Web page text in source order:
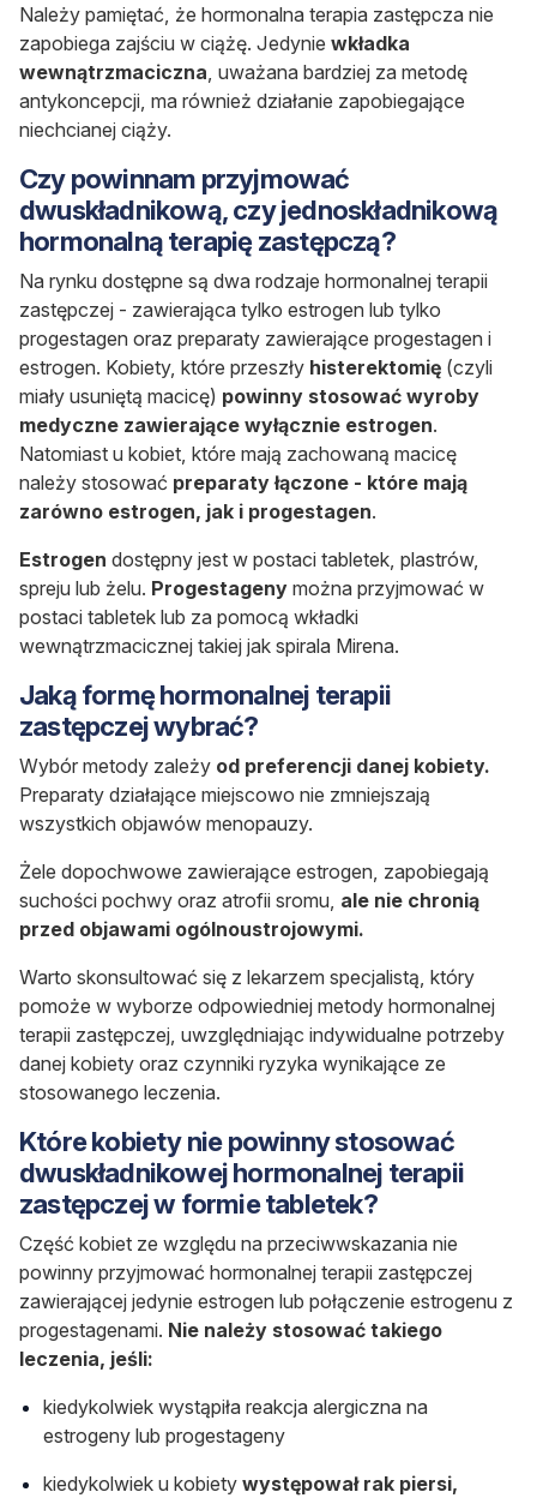
Należy pamiętać, że hormonalna terapia zastępcza nie
zapobiega zajściu w ciążę. Jedynie wkładka
wewnątrzmaciczna , uważana bardziej za metodę
antykoncepcji, ma również działanie zapobiegające
niechcianej ciąży.
Czy powinnam przyjmować
dwuskładnikową, czy jednoskładnikową
hormonalną terapię zastępczą?
Na rynku dostępne są dwa rodzaje hormonalnej terapii
zastępczej - zawierająca tylko estrogen lub tylko
progestagen oraz preparaty zawierające progestagen i
estrogen. Kobiety, które przeszły histerektomię (czyli
miały usuniętą macicę) powinny stosować wyroby
medyczne zawierające wyłącznie estrogen.
Natomiast u kobiet, które mają zachowaną macicę
należy stosować preparaty łączone - które mają
zarówno estrogen, jak i progestagen.
Estrogen dostępny jest w postaci tabletek, plastrów,
spreju lub żelu. Progestageny można przyjmować w
postaci tabletek lub za pomocą wkładki
wewnątrzmacicznej takiej jak spirala Mirena.
Jaką formę hormonalnej terapii
zastępczej wybrać?
Wybór metody zależy od preferencji danej kobiety.
Preparaty działające miejscowo nie zmniejszają
wszystkich objawów menopauzy.
Żele dopochwowe zawierające estrogen, zapobiegają
suchości pochwy oraz atrofii sromu, ale nie chronią
przed objawami ogólnoustrojowymi.
Warto skonsultować się z lekarzem specjalistą, który
pomoże w wyborze odpowiedniej metody hormonalnej
terapii zastępczej, uwzględniając indywidualne potrzeby
danej kobiety oraz czynniki ryzyka wynikające ze
stosowanego leczenia.
Które kobiety nie powinny stosować
dwuskładnikowej hormonalnej terapii
zastępczej w formie tabletek?
Część kobiet ze względu na przeciwwskazania nie
powinny przyjmować hormonalnej terapii zastępczej
zawierającej jedynie estrogen lub połączenie estrogenu z
progestagenami. Nie należy stosować takiego
leczenia, jeśli:
kiedykolwiek wystąpiła reakcja alergiczna na
estrogeny lub progestageny
kiedykolwiek u kobiety występował rak piersi,